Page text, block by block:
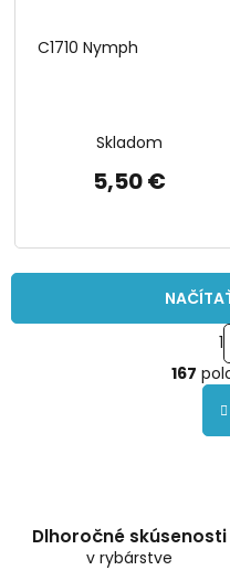
C1710 Nymph
Skladom
5,50 €
1
167
Dlhoročné skúsenosti
v rybárstve